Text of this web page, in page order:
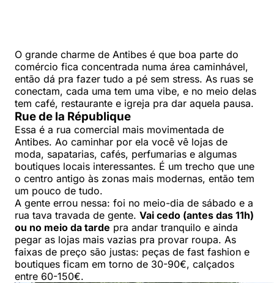
O grande charme de Antibes é que boa parte do
comércio fica concentrada numa área caminhável,
então dá pra fazer tudo a pé sem stress. As ruas se
conectam, cada uma tem uma vibe, e no meio delas
tem café, restaurante e igreja pra dar aquela pausa.
Rue de la République
Essa é a rua comercial mais movimentada de
Antibes. Ao caminhar por ela você vê lojas de
moda, sapatarias, cafés, perfumarias e algumas
boutiques locais interessantes. É um trecho que une
o centro antigo às zonas mais modernas, então tem
um pouco de tudo.
A gente errou nessa: foi no meio-dia de sábado e a
rua tava travada de gente. Vai cedo (antes das 11h)
ou no meio da tarde pra andar tranquilo e ainda
pegar as lojas mais vazias pra provar roupa. As
faixas de preço são justas: peças de fast fashion e
boutiques ficam em torno de 30-90€, calçados
entre 60-150€.